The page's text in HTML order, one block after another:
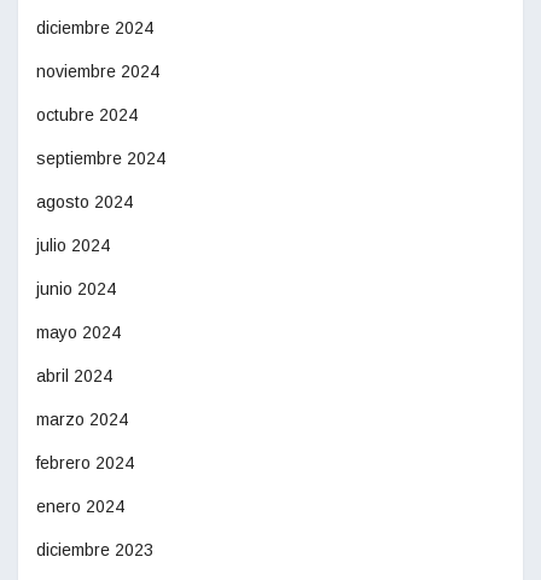
diciembre 2024
noviembre 2024
octubre 2024
septiembre 2024
agosto 2024
julio 2024
junio 2024
mayo 2024
abril 2024
marzo 2024
febrero 2024
enero 2024
diciembre 2023